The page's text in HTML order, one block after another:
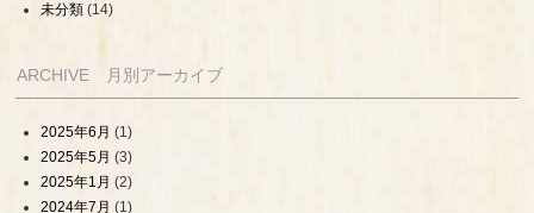
未分類 (14)
ARCHIVE 月別アーカイブ
2025年6月 (1)
2025年5月 (3)
2025年1月 (2)
2024年7月 (1)